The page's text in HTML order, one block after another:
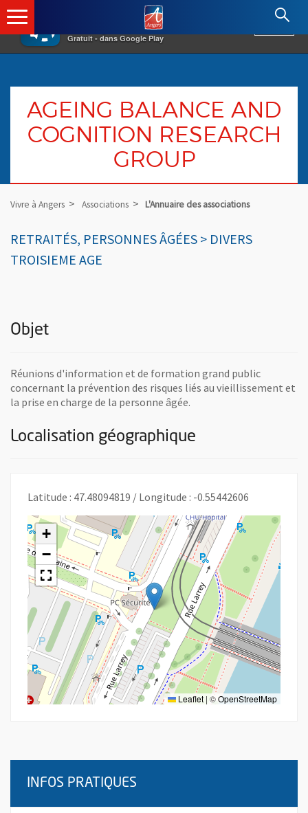
×
Gratuit - dans Google Play
Angers.fr : Retour à l'accueil
AGEING BALANCE AND
COGNITION RESEARCH
GROUP
Vivre à Angers Associations L'Annuaire des associations
RETRAITÉS, PERSONNES ÂGÉES > DIVERS
TROISIEME AGE
Objet
Réunions d'information et de formation grand public
concernant la prévention des risques liés au vieillissement et
la prise en charge de la personne âgée.
Localisation géographique
Latitude : 47.48094819 / Longitude : -0.55442606
+
−
Leaflet | ©OpenStreetMap
INFOS PRATIQUES